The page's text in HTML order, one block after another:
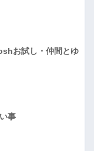
お試し・仲間とゆ
事